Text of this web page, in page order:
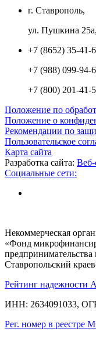
г. Ставрополь,
ул. Пушкина
+7 (8652) 35-41-
+7 (988) 099-94-
+7 (800) 201-41-
Положение по
Положение о
Рекомендации по
Пользовательское
Карта сайта
Разработка сайта: Веб-
Социальные сети:
Некоммерческая
«Фонд
Ставропольский
Рейтинг надежности
ИНН: 2634091033,
Рег. номер в реестре